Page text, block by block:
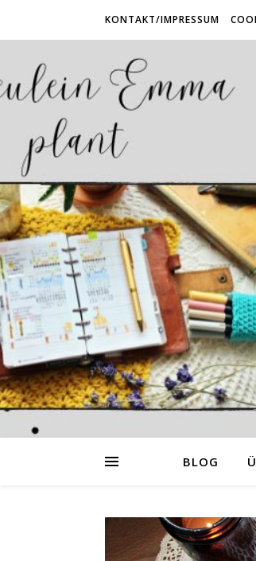
KONTAKT/IMPRESSUM
BLOG